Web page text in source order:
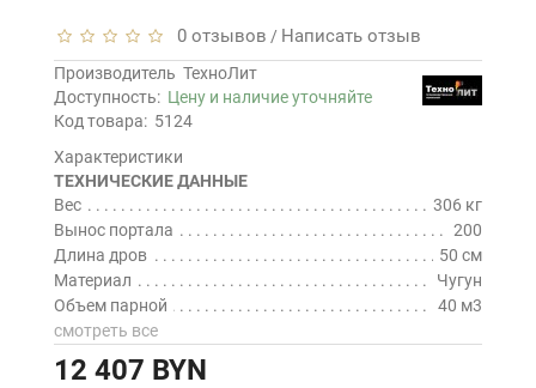
0 отзывов / Написать отзыв
Производитель ТехноЛит
Доступность: Цену и наличие уточняйте
Код товара: 5124
Характеристики
ТЕХНИЧЕСКИЕ ДАННЫЕ
Вес
306 кг
Вынос портала
200
Длина дров
50 см
Материал
Чугун
Объем парной
40 м3
смотреть все
12 407 BYN